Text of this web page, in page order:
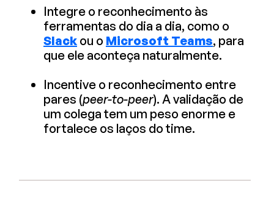
Integre o reconhecimento às
ferramentas do dia a dia, como o
Slackou o Microsoft Teams, para
que ele aconteça naturalmente.
Incentive o reconhecimento entre
pares (peer-to-peer). A validação de
um colega tem um peso enorme e
fortalece os laços do time.